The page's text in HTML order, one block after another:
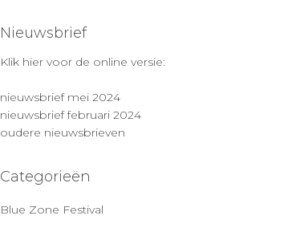
Nieuwsbrief
Klik hier voor de online versie:
nieuwsbrief mei 2024
nieuwsbrief februari 2024
oudere nieuwsbrieven
Categorieën
Blue Zone Festival